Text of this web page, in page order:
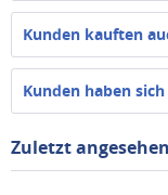
Kunden kauften
Kunden haben
Zuletzt angesehen